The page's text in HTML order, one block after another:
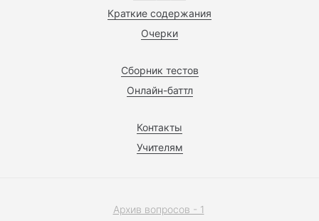
Краткие содержания
Очерки
Сборник тестов
Онлайн-баттл
Контакты
Учителям
Архив вопросов - 1